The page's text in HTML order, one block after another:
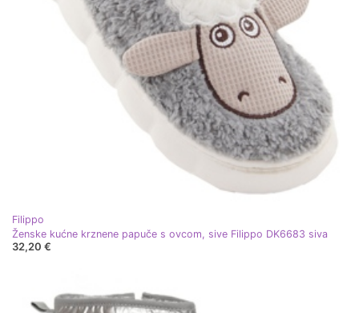
Filippo
Ženske kućne krznene papuče s ovcom, sive Filippo DK6683 siva
32,20 €